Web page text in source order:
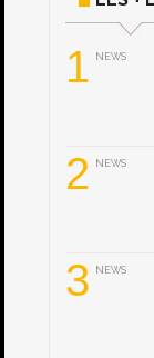
1 NEWS
2 NEWS
3 NEWS